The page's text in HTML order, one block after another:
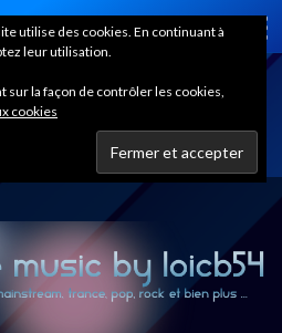
Home
utilise des cookies. En continuant à
leur utilisation.
sur la façon de contrôler les cookies,
cookies